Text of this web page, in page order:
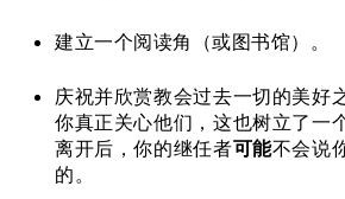
建立一个阅读角（或图书馆）。
庆祝并欣赏教会过去一切的美好
你真正关心他们，这也树立了一
离开后，你的继任者可能不会说
的。